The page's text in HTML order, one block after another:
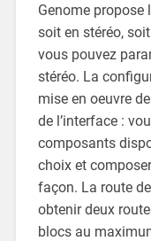
Genome propose
soit en stéréo,
vous pouvez
stéréo. La
mise en oeuvre
de l’interface :
composants
choix et
façon. La route
obtenir deux
blocs au